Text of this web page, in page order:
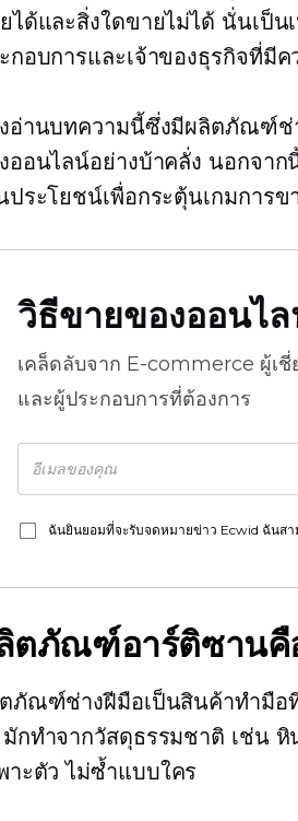
ได้และสิ่งใดขายไม่ได้ นั่นเป็น
กอบการและเจ้าของธุรกิจที่มี
อ่านบทความนี้ซึ่งมีผลิตภัณฑ์ช่
ออนไลน์อย่างบ้าคลั่ง นอกจาก
ประโยชน์เพื่อกระตุ้นเกมการ
วิธีขายของออนไ
เคล็ดลับจาก E-commerce ผู้เ
และผู้ประกอบการที่ต้องการ
ฉันยินยอมที่จะรับจดหมายข่าว Ecwid ฉันสา
ตภัณฑ์อาร์ติซานคื
ภัณฑ์ช่างฝีมือเป็นสินค้าทำมือ
มักทำจากวัสดุธรรมชาติ เช่น
าะตัวไม่ซ้ำแบบใคร